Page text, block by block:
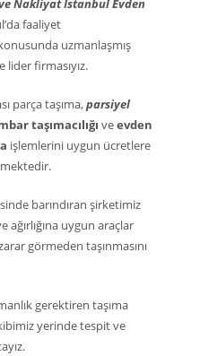
Nakliyat İstanbul Evden
faaliyet
uzmanlaşmış
lider firmasıyız.
parça taşıma,parsiyel
taşımacılığı veevden
işlemlerini uygun ücretlere
barındıran şirketimiz
ağırlığına uygun araçlar
görmeden taşınmasını
gerektiren taşıma
yerinde tespit ve